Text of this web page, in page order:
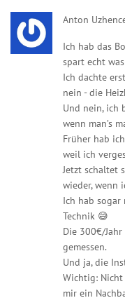
Anton
Ich hab das
spart echt
Ich dachte
nein - die
Und nein, ich
wenn man’s
Früher hab
weil ich
Jetzt schaltet
wieder, wenn
Ich hab sogar
Technik 😅
Die 300€/
gemessen.
Und ja, die
Wichtig: Nicht
mir ein